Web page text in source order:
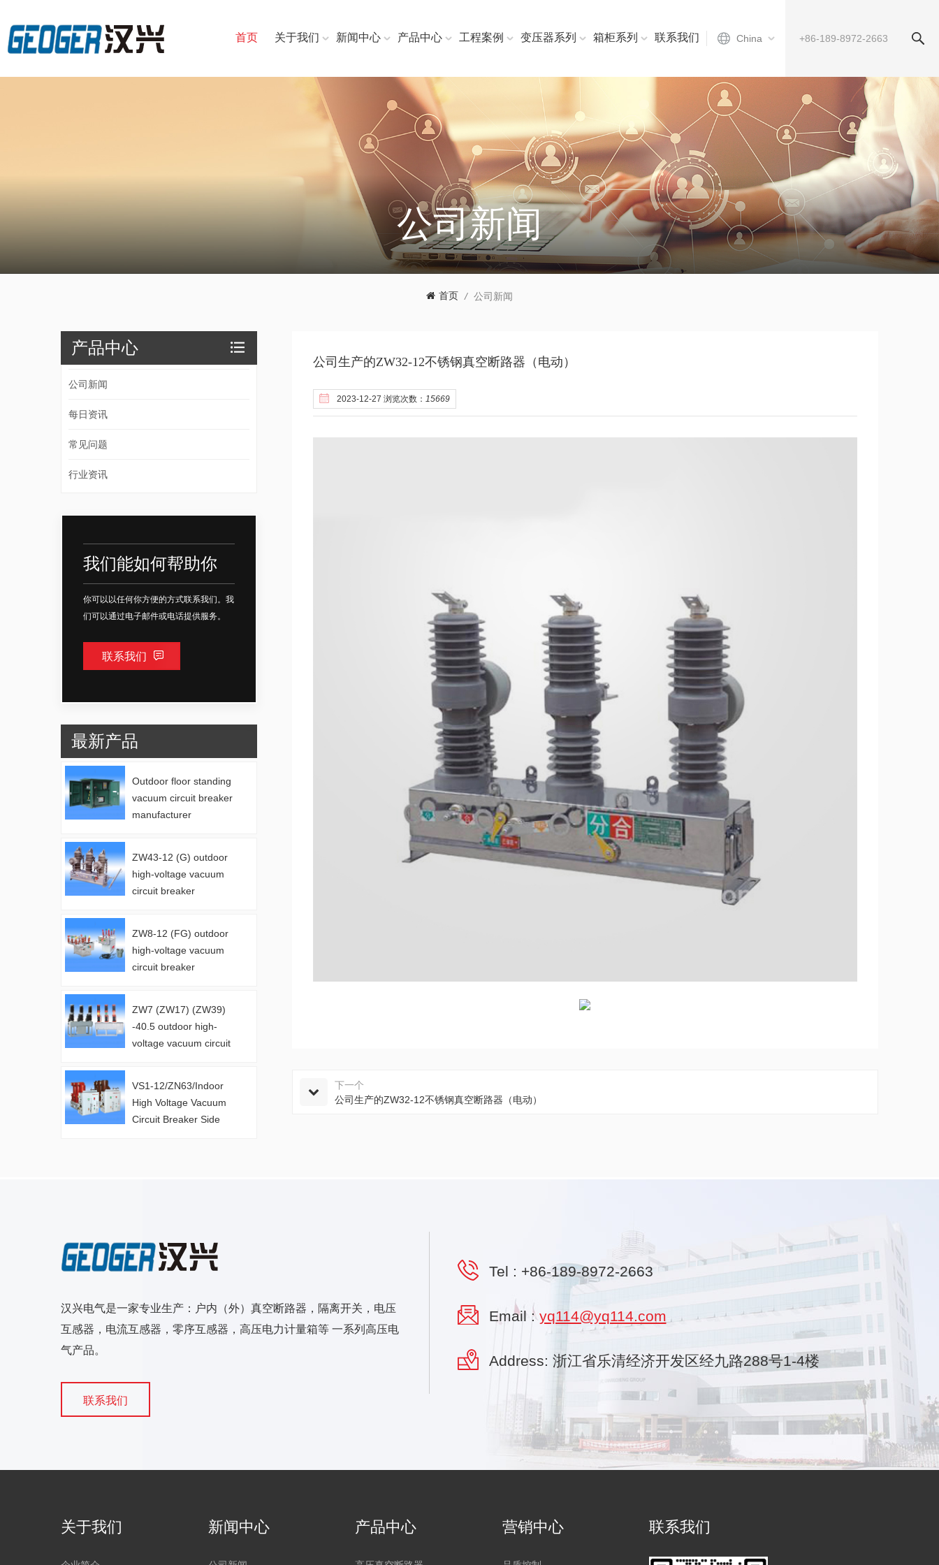
China
首页 关于我们 新闻中心 产品中心 工程案例 变压器系列 箱柜系列 联系我们
公司新闻
首页 / 公司新闻
公司生产的ZW32-12不锈钢真空断路器（电动）
2023-12-27 浏览次数： 15669
下一个
公司生产的ZW32-12不锈钢真空断路器（电动）
产品中心
公司新闻
每日资讯
常见问题
行业资讯
我们能如何帮助你
你可以以任何你方便的方式联系我们。我
们可以通过电子邮件或电话提供服务。
联系我们
最新产品
Outdoor floor standing
vacuum circuit breaker
manufacturer
ZW43-12 (G) outdoor
high-voltage vacuum
circuit breaker
ZW8-12 (FG) outdoor
high-voltage vacuum
circuit breaker
ZW7 (ZW17) (ZW39)
-40.5 outdoor high-
voltage vacuum circuit
VS1-12/ZN63/Indoor
High Voltage Vacuum
Circuit Breaker Side
汉兴电气是一家专业生产：户内（外）真空断路器，隔离开关，电压
互感器，电流互感器，零序互感器，高压电力计量箱等 一系列高压电
气产品。
联系我们
Tel : +86-189-8972-2663
Email :yq114@yq114.com
Address: 浙江省乐清经济开发区经九路288号1-4楼
关于我们 新闻中心 产品中心 营销中心 联系我们